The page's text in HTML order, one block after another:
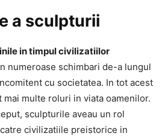
a sculpturii
in timpul civilizatiilor
numeroase schimbari de-a lungul
cu societatea. In tot acest
multe roluri in viata oamenilor.
sculpturile aveau un rol
civilizatiile preistorice in